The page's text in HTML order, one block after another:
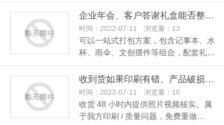
企业年会、客户答谢礼盒能否整套一站式搭配？
时间：2022-07-11 浏览量：13
可以一站式打包方案，包含记事本、水
杯、雨伞、文创摆件等组合，配套礼…
收到货如果印刷有错、产品破损怎么处理？
时间：2022-07-11 浏览量：10
收货 48 小时内提供照片视频核实。属
于我方印刷 / 质量问题，免费重做…